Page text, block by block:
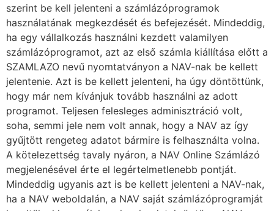
szerint be kell jelenteni a számlázóprogramok
használatának megkezdését és befejezését. Mindeddig,
ha egy vállalkozás használni kezdett valamilyen
számlázóprogramot, azt az első számla kiállítása előtt a
SZAMLAZO nevű nyomtatványon a NAV-nak be kellett
jelentenie. Azt is be kellett jelenteni, ha úgy döntöttünk,
hogy már nem kívánjuk tovább használni az adott
programot. Teljesen felesleges adminisztráció volt,
soha, semmi jele nem volt annak, hogy a NAV az így
gyűjtött rengeteg adatot bármire is felhasználta volna.
A kötelezettség tavaly nyáron, a NAV Online Számlázó
megjelenésével érte el legértelmetlenebb pontját.
Mindeddig ugyanis azt is be kellett jelenteni a NAV-nak,
ha a NAV weboldalán, a NAV saját számlázóprogramját